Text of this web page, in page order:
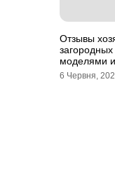
Отзывы
моделями
6 Червня,